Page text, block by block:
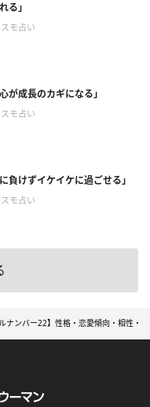
る」
モ占い
が成長のカギになる」
モ占い
負けずイケイケに過ごせる」
モ占い
ルナンバー22】性格・恋愛傾向・相性・